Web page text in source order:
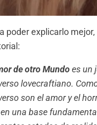
poder explicarlo
de otro Mundoes un
lovecraftiano.
son el amor y el
una base